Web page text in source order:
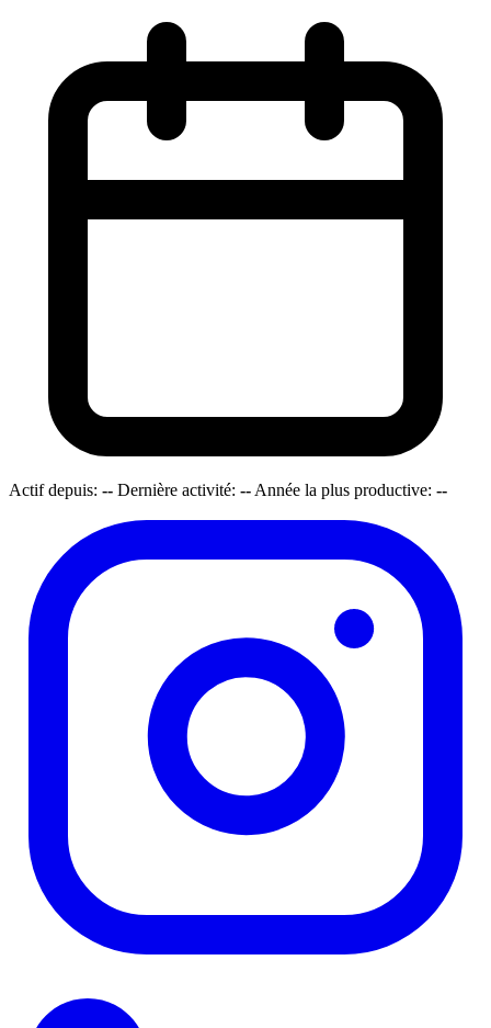
Actif depuis: -- Dernière activité: -- Année la plus productive: --